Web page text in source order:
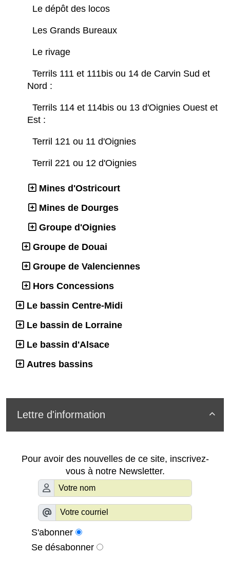
Le dépôt des locos
Les Grands Bureaux
Le rivage
Terrils 111 et 111bis ou 14 de Carvin Sud et
Nord :
Terrils 114 et 114bis ou 13 d'Oignies Ouest et
Est :
Terril 121 ou 11 d'Oignies
Terril 221 ou 12 d'Oignies
Mines d'Ostricourt
Mines de Dourges
Groupe d'Oignies
Groupe de Douai
Groupe de Valenciennes
Hors Concessions
Le bassin Centre-Midi
Le bassin de Lorraine
Le bassin d'Alsace
Autres bassins

Lettre d'information
Pour avoir des nouvelles de ce site, inscrivez-
vous à notre Newsletter.
S'abonner
Se désabonner